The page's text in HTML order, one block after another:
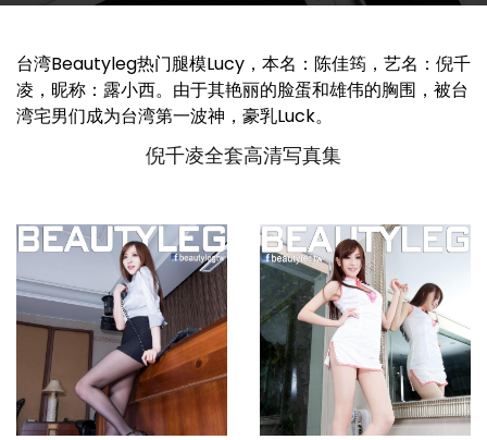
台湾Beautyleg热门腿模Lucy，本名：陈佳筠，艺名：倪千
凌，昵称：露小西。由于其艳丽的脸蛋和雄伟的胸围，被台
湾宅男们成为台湾第一波神，豪乳Luck。
倪千凌全套高清写真集